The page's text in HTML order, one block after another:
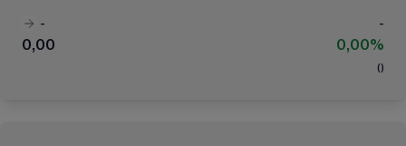
-
-
0,00
0,00%
( )